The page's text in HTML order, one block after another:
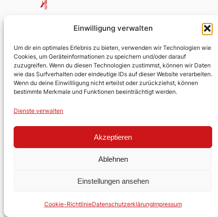
Einwilligung verwalten
Um dir ein optimales Erlebnis zu bieten, verwenden wir Technologien wie
Cookies, um Geräteinformationen zu speichern und/oder darauf
zuzugreifen. Wenn du diesen Technologien zustimmst, können wir Daten
wie das Surfverhalten oder eindeutige IDs auf dieser Website verarbeiten.
Wenn du deine Einwillligung nicht erteilst oder zurückziehst, können
bestimmte Merkmale und Funktionen beeinträchtigt werden.
Dienste verwalten
Akzeptieren
Ablehnen
Einstellungen ansehen
Cookie-RichtlinieDatenschutzerklärungImpressum
Evangelische Kirchengemeinde
Über uns
Kontakt
Stellen
Impressum
Datenschutz
Social
Facebook
YouTube
WordPress